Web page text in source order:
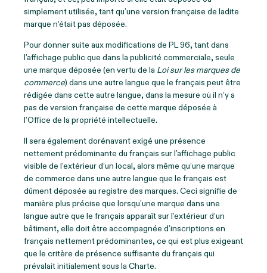
simplement utilisée, tant qu’une version française de ladite
marque n’était pas déposée.
Pour donner suite aux modifications de PL 96, tant dans
l’affichage public que dans la publicité commerciale, seule
une marque déposée (en vertu de la Loi sur les marques de
commerce) dans une autre langue que le français peut être
rédigée dans cette autre langue, dans la mesure où il n’y a
pas de version française de cette marque déposée à
l’Office de la propriété intellectuelle.
Il sera également dorénavant exigé une présence
nettement prédominante du français sur l’affichage public
visible de l’extérieur d’un local, alors même qu’une marque
de commerce dans une autre langue que le français est
dûment déposée au registre des marques. Ceci signifie de
manière plus précise que lorsqu’une marque dans une
langue autre que le français apparaît sur l’extérieur d’un
bâtiment, elle doit être accompagnée d’inscriptions en
français nettement prédominantes, ce qui est plus exigeant
que le critère de présence suffisante du français qui
prévalait initialement sous la Charte.